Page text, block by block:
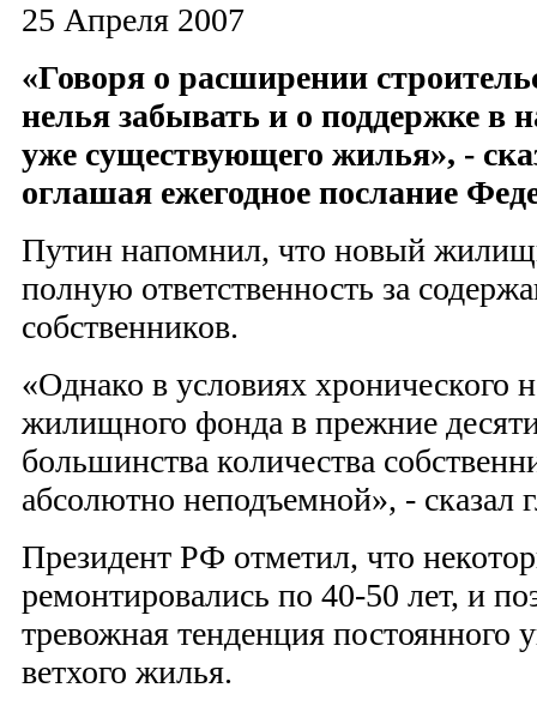
25 Апреля 2007
«Говоря о расширении
нелья забывать и о поддержке в
уже существующего жилья», -
оглашая ежегодное послание
Путин напомнил, что новый
полную ответственность за
собственников.
«Однако в условиях хронического
жилищного фонда в прежние
большинства количества
абсолютно неподъемной», - сказал
Президент РФ отметил, что
ремонтировались по 40-50 лет, и
тревожная тенденция постоянного
ветхого жилья.